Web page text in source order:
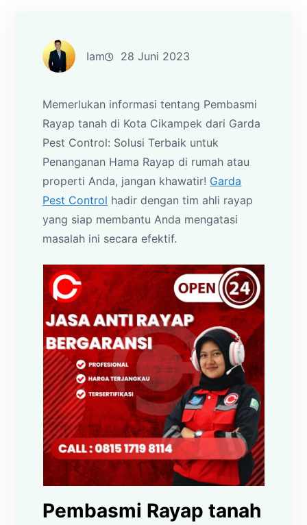
Iam 28 Juni 2023
Memerlukan informasi tentang Pembasmi
Rayap tanah di Kota Cikampek dari Garda
Pest Control: Solusi Terbaik untuk
Penanganan Hama Rayap di rumah atau
properti Anda, jangan khawatir! Garda
Pest Control hadir dengan tim ahli rayap
yang siap membantu Anda mengatasi
masalah ini secara efektif.
Pembasmi Rayap tanah